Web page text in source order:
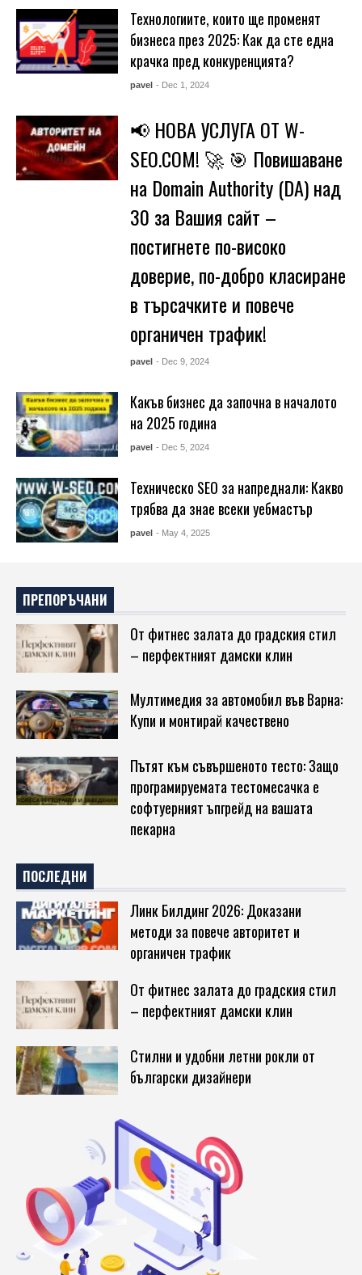
Технологиите, които ще променят
бизнеса през 2025: Как да сте една
крачка пред конкуренцията?
pavel - Dec 1, 2024
📢 НОВА УСЛУГА ОТ W-
SEO.COM! 🚀 🎯 Повишаване
на Domain Authority (DA) над
30 за Вашия сайт –
постигнете по-високо
доверие, по-добро класиране
в търсачките и повече
органичен трафик!
pavel - Dec 9, 2024
Какъв бизнес да започна в началото
на 2025 година
pavel - Dec 5, 2024
Техническо SEO за напреднали: Какво
трябва да знае всеки уебмастър
pavel - May 4, 2025
ПРЕПОРЪЧАНИ
От фитнес залата до градския стил
– перфектният дамски клин
Мултимедия за автомобил във Варна:
Купи и монтирай качествено
Пътят към съвършеното тесто: Защо
програмируемата тестомесачка е
софтуерният ъпгрейд на вашата
пекарна
ПОСЛЕДНИ
Линк Билдинг 2026: Доказани
методи за повече авторитет и
органичен трафик
От фитнес залата до градския стил
– перфектният дамски клин
Стилни и удобни летни рокли от
български дизайнери